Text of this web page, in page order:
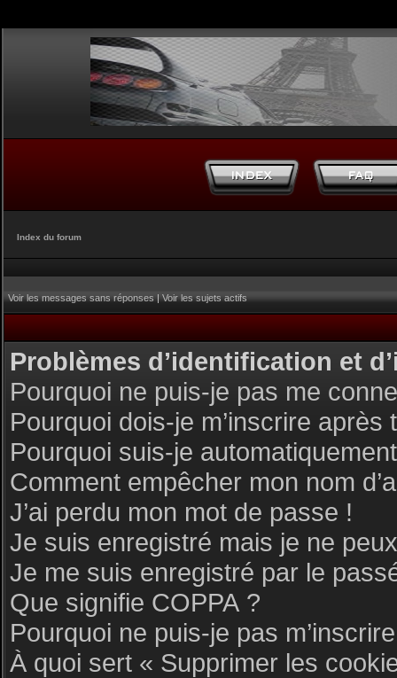
Index du forum
Voir les messages sans réponses|Voir les sujets actifs
Problèmes d’identification et
Pourquoi ne puis-je pas me
Pourquoi dois-je m’inscrire après
Pourquoi suis-je
Comment empêcher mon nom
J’ai perdu mon mot de passe !
Je suis enregistré mais je ne
Je me suis enregistré par le
Que signifie COPPA ?
Pourquoi ne puis-je pas
À quoi sert « Supprimer les